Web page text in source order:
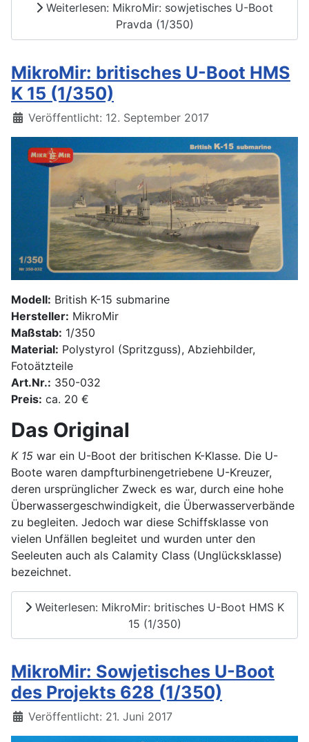
Weiterlesen: MikroMir: sowjetisches U-Boot
Pravda (1/350)
MikroMir: britisches U-Boot HMS
K 15 (1/350)
Details
Veröffentlicht: 12. September 2017
Modell: British K-15 submarine
Hersteller: MikroMir
Maßstab: 1/350
Material: Polystyrol (Spritzguss), Abziehbilder,
Fotoätzteile
Art.Nr.: 350-032
Preis: ca. 20 €
Das Original
K 15 war ein U-Boot der britischen K-Klasse. Die U-
Boote waren dampfturbinengetriebene U-Kreuzer,
deren ursprünglicher Zweck es war, durch eine hohe
Überwassergeschwindigkeit, die Überwasserverbände
zu begleiten. Jedoch war diese Schiffsklasse von
vielen Unfällen begleitet und wurden unter den
Seeleuten auch als Calamity Class (Unglücksklasse)
bezeichnet.
Weiterlesen: MikroMir: britisches U-Boot HMS K
15 (1/350)
MikroMir: Sowjetisches U-Boot
des Projekts 628 (1/350)
Details
Veröffentlicht: 21. Juni 2017